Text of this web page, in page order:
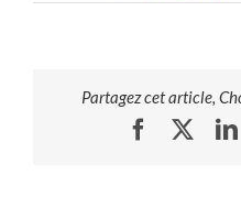
Partagez cet article,
Facebook